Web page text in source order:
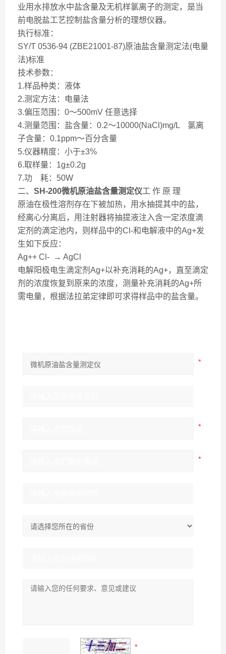
业用水排放水中盐含量及无机样氯离子的测定，是当
前电脱盐工艺控制盐含量分析的理想仪器。
执行标准：
SY/T 0536-94 (ZBE21001-87)原油盐含量测定法(电量
法)标准
技术参数：
1.样品种类：液体
2.测定方法：电量法
3.偏压范围：0～500mV 任意选择
4.测量范围：盐含量：0.2～10000(NaCl)mg/L 氯离
子含量：0.1ppm～百分含量
5.仪器精度：小于±3%
6.取样量：1g±0.2g
7.功 耗：50W
二、 SH-200微机原油盐含量测定仪工 作 原 理
原油在极性溶剂存在下被加热，用水抽提其中的盐，
经离心分离后，用注射器将抽提液注入含一定浓度滴
定剂的滴定池内，则样品中的Cl-和电解液中的Ag+发
生如下反应：
Ag++ Cl- → AgCl
电解阳极电生滴定剂Ag+以补充消耗的Ag+，直至滴定
剂的浓度恢复到原来的浓度，测量补充消耗的Ag+所
需电量，根据法拉弟定律即可求得样品中的盐含量。